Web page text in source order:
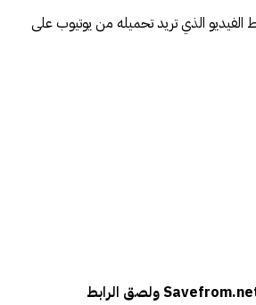
الفيديو الذي تريد تحميله من يوتيوب على